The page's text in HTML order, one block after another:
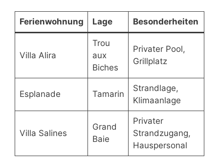
Ferienwohnung Lage Besonderheiten
Villa Alira
Trou
aux
Biches
Privater Pool,
Grillplatz
Esplanade Tamarin
Strandlage,
Klimaanlage
Villa Salines
Grand
Baie
Privater
Strandzugang,
Hauspersonal